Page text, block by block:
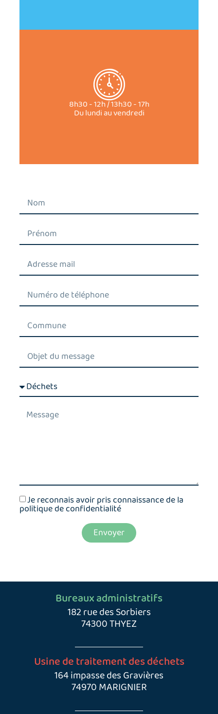
8h30 - 12h / 13h30 - 17h
Du lundi au vendredi
Je reconnais avoir pris connaissance de la
politique de confidentialité
Envoyer
Bureaux administratifs
182 rue des Sorbiers
74300 THYEZ
Usine de traitement des déchets
164 impasse des Gravières
74970 MARIGNIER